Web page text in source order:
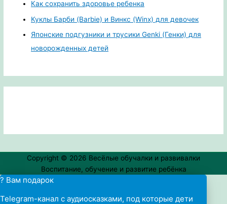
Как сохранить здоровье ребенка
Куклы Барби (Barbie) и Винкс (Winx) для девочек
Японские подгузники и трусики Genki (Генки) для
новорожденных детей
Copyright © 2026 Весёлые обучалки и развивалки
Воспитание, обучение и развитие ребёнка
? Вам подарок
Telegram-канал с аудиосказками, под которые дети